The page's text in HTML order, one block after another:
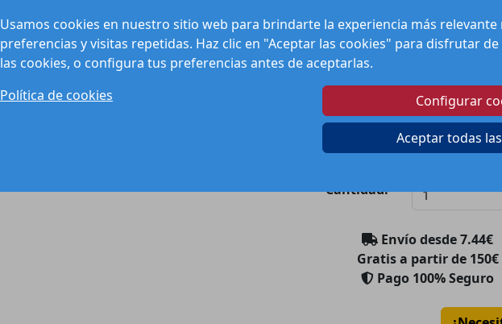
Usamos cookies en nuestro sitio web para brindarte la experiencia más
preferencias y visitas repetidas. Haz clic en "Aceptar las cookies" para disfrutar
las cookies, o configura tus preferencias antes de aceptarlas.
Política de cookies
Configurar
Aceptar todas
permite una instalación
mejor flujo de agua y calor.
fiable y eficiente para sus
sistema de calefacción con
Cantidad:
Envío desde7.44€
Gratis a partir de 150€
Pago 100% Seguro